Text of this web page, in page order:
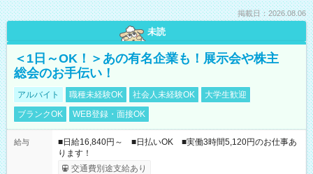
掲載日：2026.08.06
未読
＜1日～OK！＞あの有名企業も！展示会や株主
総会のお手伝い！
アルバイト 職種未経験OK 社会人未経験OK
大学生歓迎
ブランクOK
WEB登録・面接OK
給与
■日給16,840円～ ■日払いOK ■実働3時間5,120円のお仕事あ
ります！
交通費別途支給あり